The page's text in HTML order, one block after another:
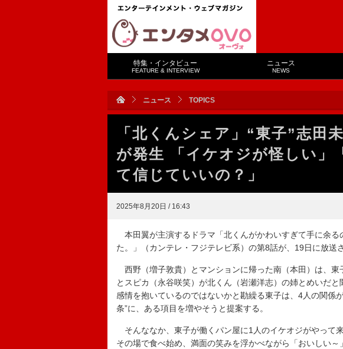
特集・インタビュー
FEATURE & INTERVIEW
ニュース
NEWS
ニュース TOPICS
「北くんシェア」“東子”志田
が発生 「イケオジが怪しい」
て信じていいの？」
2025年8月20日 / 16:43
本田翼が主演するドラマ「北くんがかわいすぎて手に余る
た。」（カンテレ・フジテレビ系）の第8話が、19日に放送
西野（増子敦貴）とマンションに帰った南（本田）は、東
とスピカ（永谷咲笑）が北くん（岩瀬洋志）の姉とめいだ
感情を抱いているのではないかと勘繰る東子は、4人の関係
条”に、ある項目を増やそうと提案する。
そんななか、東子が働くパン屋に1人のイケオジがやって
その場で食べ始め、満面の笑みを浮かべながら「おいしい